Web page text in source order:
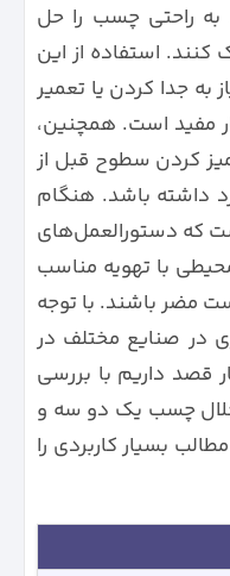
به راحتی چسب را حل
کنند. استفاده از این
به جدا کردن یا تعمیر
مفید است. همچنین،
کردن سطوح قبل از
داشته باشد. هنگام
که دستورالعمل‌های
با تهویه مناسب
مضر باشند. با توجه
در صنایع مختلف در
قصد داریم با بررسی
حلال چسب یک دو سه و
بسیار کاربردی را